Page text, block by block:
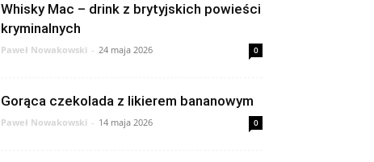
Whisky Mac – drink z brytyjskich powieści
kryminalnych
Paweł Nowakowski - 24 maja 2026 0
Gorąca czekolada z likierem bananowym
Paweł Nowakowski - 14 maja 2026 0